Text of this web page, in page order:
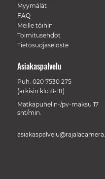
Myymälät
FAQ
Meille töihin
Toimitusehdot
Tietosuojaseloste
Asiakaspalvelu
Puh. 020 7530 275
(arkisin klo 8-18)
Matkapuhelin-/pv-maksu 17
snt/min.